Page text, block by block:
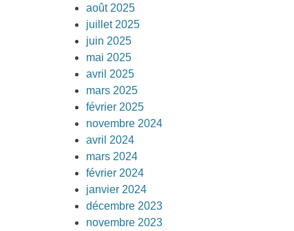
août 2025
juillet 2025
juin 2025
mai 2025
avril 2025
mars 2025
février 2025
novembre 2024
avril 2024
mars 2024
février 2024
janvier 2024
décembre 2023
novembre 2023